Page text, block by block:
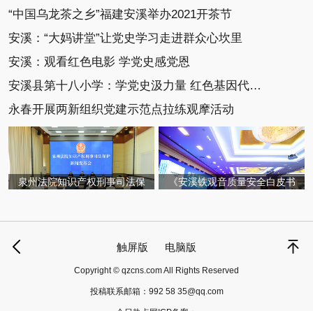
“中国乌龙茶之乡”福建安溪举办2021开茶节
安溪：“大妈讲堂”让党史学习走进群众心坎里
安溪：观看红色电影 学党史感党恩
安溪县第十八小学：学党史汲力量 红色基因代代传
永春开展两新组织党建示范点拉练观摩活动
泉州法院知识产权刑事司法保 《安溪铁观音质量安全白皮书
触屏版 电脑版
Copyright © qzcns.com All Rights Reserved
投稿联系邮箱： 992 58 35@qq.com